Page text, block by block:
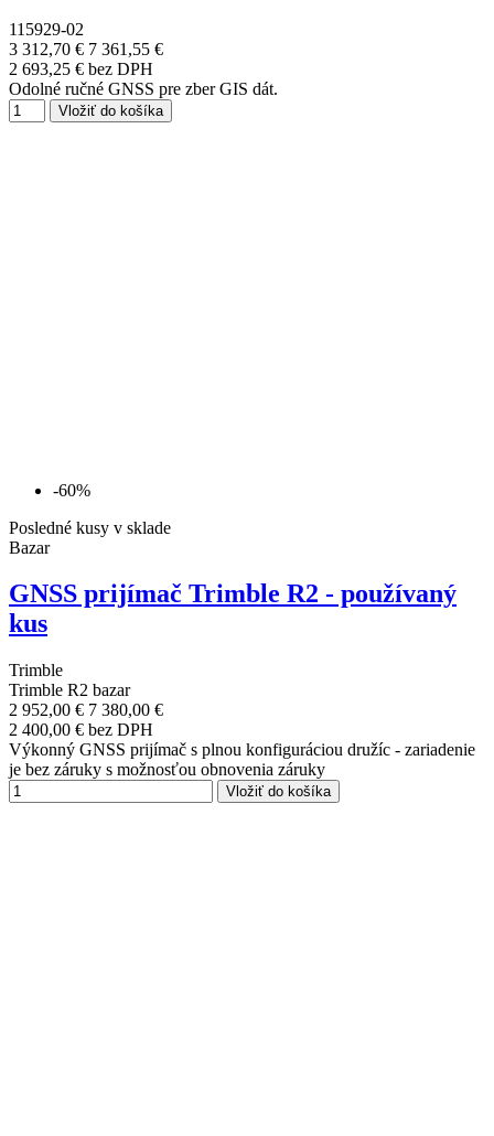
115929-02
3 312,70 € 7 361,55 €
2 693,25 € bez DPH
Odolné ručné GNSS pre zber GIS dát.
Vložiť do košíka
-60%
Posledné kusy v sklade
Bazar
GNSS prijímač Trimble R2 - používaný
kus
Trimble
Trimble R2 bazar
2 952,00 € 7 380,00 €
2 400,00 € bez DPH
Výkonný GNSS prijímač s plnou konfiguráciou družíc - zariadenie
je bez záruky s možnosťou obnovenia záruky
Vložiť do košíka